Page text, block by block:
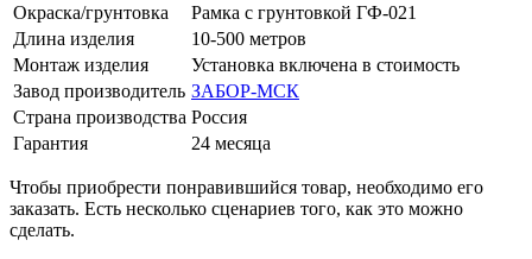
Окраска/грунтовка
Рамка с грунтовкой ГФ-021
Длина изделия
10-500 метров
Монтаж изделия
Установка включена в стоимость
Завод производитель ЗАБОР-МСК
Страна производства Россия
Гарантия
24 месяца
Чтобы приобрести понравившийся товар, необходимо его
заказать. Есть несколько сценариев того, как это можно
сделать.